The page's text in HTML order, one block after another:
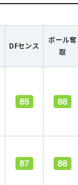
DFセンス
ボール奪
取